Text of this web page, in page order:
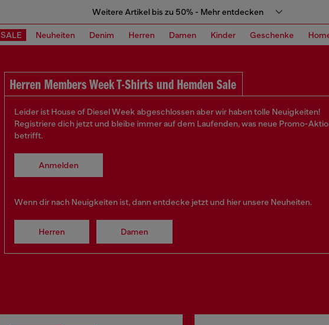
Weitere Artikel bis zu 50% - Mehr entdecken
SALE Neuheiten Denim Herren Damen Kinder Geschenke
Herren Members Week T-Shirts und Hemden Sale
Leider ist House of Diesel Week abgeschlossen aber wir haben tolle Neuigkeiten!
Registriere dich jetzt und bleibe immer auf dem Laufenden, was neue Promo-
betrifft.
Anmelden
Wenn dir nach Neuigkeiten ist, dann entdecke jetzt und hier unsere Neuheiten.
Herren Damen